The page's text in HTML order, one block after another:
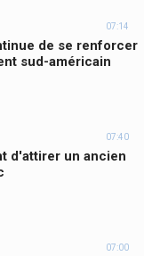
07:14
de se renforcer
sud-américain
07:40
d'attirer un ancien
07:00